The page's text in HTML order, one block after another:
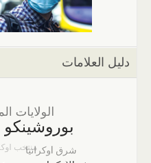
دليل العلامات